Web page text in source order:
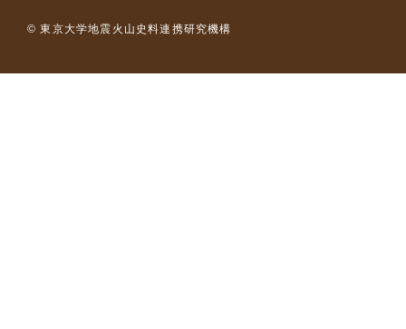
© 東京大学地震火山史料連携研究機構